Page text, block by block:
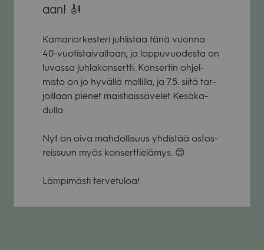
aan! 🎻
Kama­rior­kes­teri juh­lis­taa tänä vuonna
40-vuo­tis­tai­val­taan, ja lop­pu­vuo­desta on
luvassa juh­la­kon­sertti. Kon­ser­tin ohjel­
misto on jo hyvällä mal­lilla, ja 7.5. siitä tar­
joil­laan pie­net mais­tiais­sä­ve­let Kesä­ka­
dulla.
Nyt on oiva mah­dol­li­suus yhdis­tää ostos­
reis­suun myös kon­sert­tie­lä­mys. 😊
Läm­pi­mästi ter­ve­tu­loa!